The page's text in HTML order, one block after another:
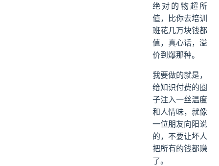
绝对的物超所
值，比你去培训
班花几万块钱都
值，真心话，溢
价到爆那种。
我要做的就是，
给知识付费的圈
子注入一丝温度
和人情味，就像
一位朋友向阳说
的，不要让坏人
把所有的钱都赚
了。